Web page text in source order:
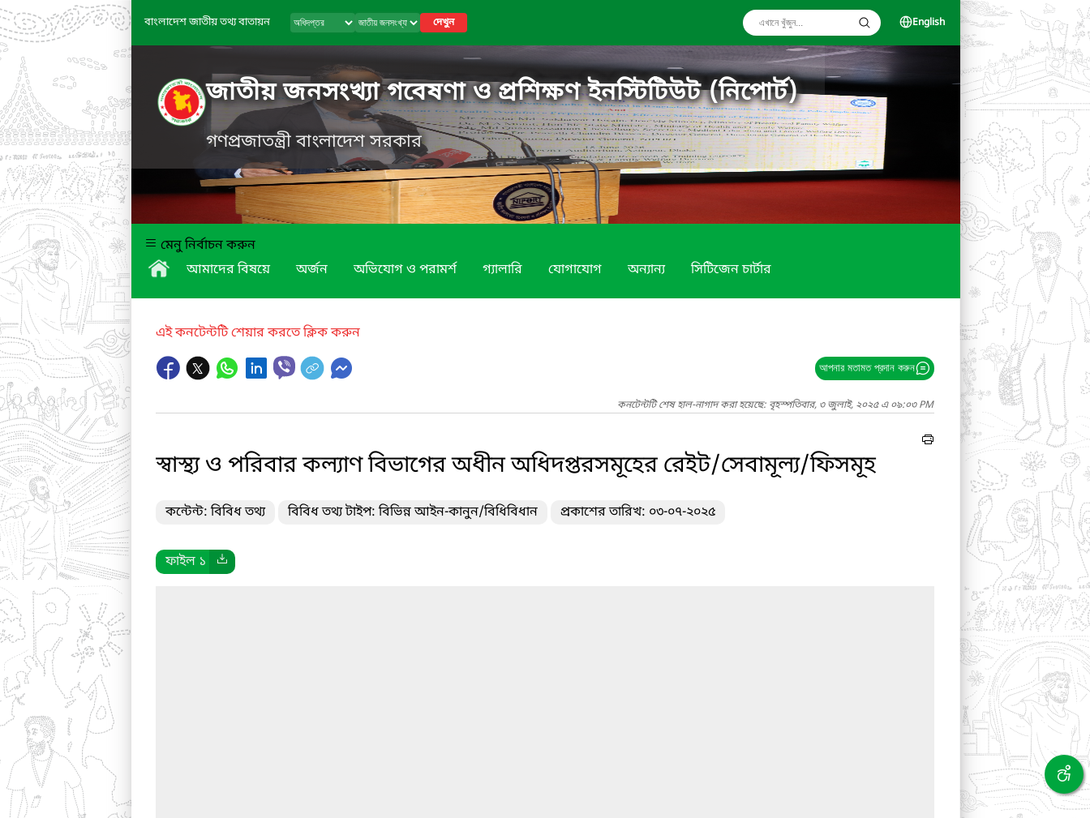
বাংলাদেশ জাতীয় তথ্য বাতায়ন দেখুন English
জাতীয় জনসংখ্যা গবেষণা ও প্রশিক্ষণ ইনস্টিটিউট (নিপোর্ট)
গণপ্রজাতন্ত্রী বাংলাদেশ সরকার
মেনু নির্বাচন করুন
আমাদের বিষয়ে
অর্জন অভিযোগ ও পরামর্শ গ্যালারি যোগাযোগ অন্যান্য সিটিজেন চার্টার
এই কনটেন্টটি শেয়ার করতে ক্লিক করুন
আপনার মতামত প্রদান করুন
কনটেন্টটি শেষ হাল-নাগাদ করা হয়েছে: বৃহস্পতিবার, ৩ জুলাই, ২০২৫ এ ০৯:০৩ PM
স্বাস্থ্য ও পরিবার কল্যাণ বিভাগের অধীন অধিদপ্তরসমূহের রেইট/সেবামূল্য/ফিসমূহ
কন্টেন্ট: বিবিধ তথ্য বিবিধ তথ্য টাইপ: বিভিন্ন আইন-কানুন/বিধিবিধান প্রকাশের তারিখ: ০৩-০৭-২০২৫
ফাইল ১